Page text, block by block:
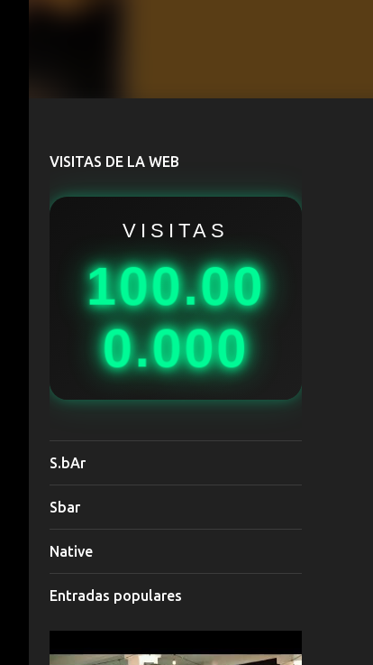
VISITAS DE LA WEB
VISITAS
100.00
0.000
S.bAr
Sbar
Native
Entradas populares